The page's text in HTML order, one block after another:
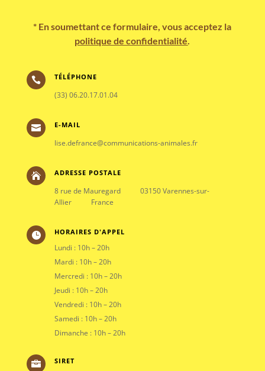
* En soumettant ce formulaire, vous acceptez la
politique de confidentialité.
 TÉLÉPHONE
(33) 06.20.17.01.04
 E-MAIL
lise.defrance@communications-animales.fr
 ADRESSE POSTALE
8 rue de Mauregard 03150 Varennes-sur-
Allier France
 HORAIRES D'APPEL
Lundi : 10h – 20h
Mardi : 10h – 20h
Mercredi : 10h – 20h
Jeudi : 10h – 20h
Vendredi : 10h – 20h
Samedi : 10h – 20h
Dimanche : 10h – 20h
 SIRET